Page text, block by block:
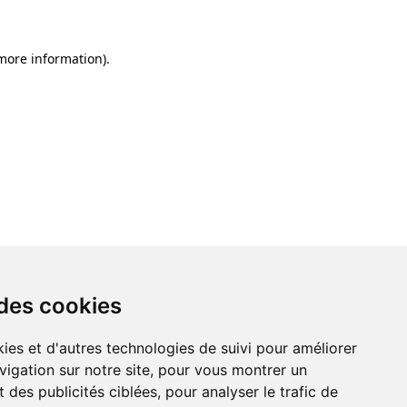
cookies
et d'autres technologies de suivi pour améliorer
sur notre site, pour vous montrer un
des publicités ciblées, pour analyser le trafic de
information).